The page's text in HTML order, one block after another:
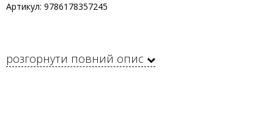
Артикул: 9786178357245
розгорнути повний опис